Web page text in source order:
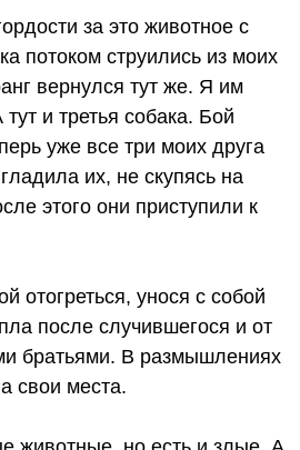
за это животное с
потоком струились из моих
вернулся тут же. Я им
и третья собака. Бой
уже все три моих друга
их, не скупясь на
этого они приступили к
отогреться, унося с собой
после случившегося и от
братьями. В размышлениях
свои места.